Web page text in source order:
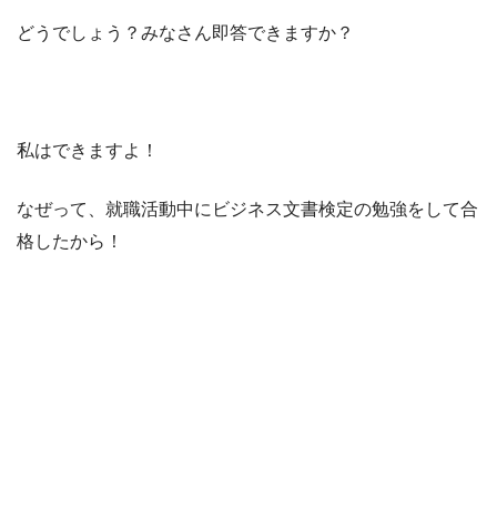
どうでしょう？みなさん即答できますか？
私はできますよ！
なぜって、就職活動中にビジネス文書検定の勉強をして合
格したから！